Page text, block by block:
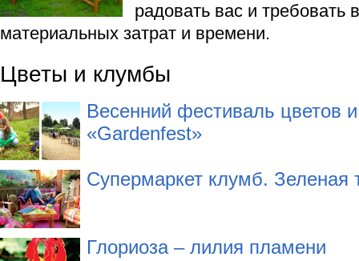
радовать вас и требовать
материальных затрат и времени.
Цветы и клумбы
Весенний фестиваль цветов
«Gardenfest»
Супермаркет клумб. Зеленая
Глориоза – лилия пламени